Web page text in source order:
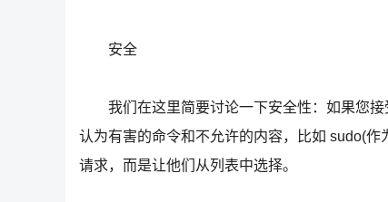
安全
我们在这里简要讨论一下安全性：如果您接
认为有害的命令和不允许的内容，比如 sudo(
请求，而是让他们从列表中选择。